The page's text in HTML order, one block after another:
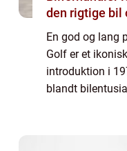
den rigtige bil
En god og lang
Golf er et
introduktion i
blandt